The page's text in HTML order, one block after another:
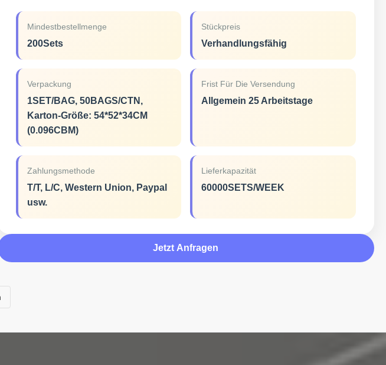
Mindestbestellmenge
200Sets
Stückpreis
Verhandlungsfähig
Verpackung
1SET/BAG, 50BAGS/CTN,
Karton-Größe: 54*52*34CM
(0.096CBM)
Frist Für Die Versendung
Allgemein 25 Arbeitstage
Zahlungsmethode
T/T, L/C, Western Union, Paypal
usw.
Lieferkapazität
60000SETS/WEEK
Jetzt Anfragen